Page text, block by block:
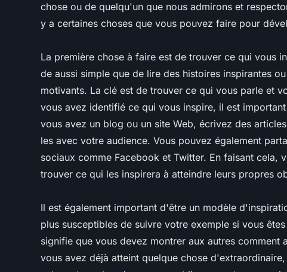
chose ou de quelqu'un que nous admirons et
y a certaines choses que vous pouvez faire pour
La première chose à faire est de trouver ce qui vous
de aussi simple que de lire des histoires inspirantes
motivants. La clé est de trouver ce qui vous parle et
vous avez identifié ce qui vous inspire, il est
vous avez un blog ou un site Web, écrivez des
les avec votre audience. Vous pouvez également
sociaux comme Facebook et Twitter. En faisant cela,
trouver ce qui les inspirera à atteindre leurs propres
Il est également important d'être un modèle
plus susceptibles de suivre votre exemple si vous
signifie que vous devez montrer aux autres comment
vous avez déjà atteint quelque chose